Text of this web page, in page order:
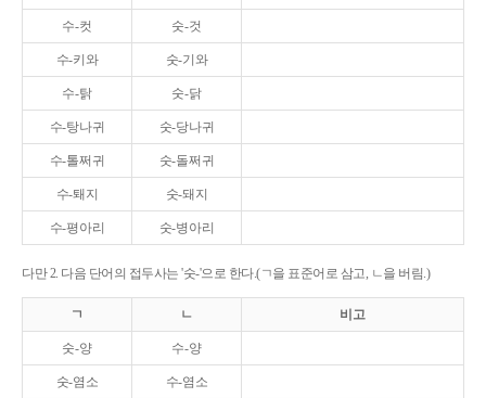
수-컷 숫-것
수-키와 숫-기와
수-탉 숫-닭
수-탕나귀 숫-당나귀
수-톨쩌귀 숫-돌쩌귀
수-퇘지 숫-돼지
수-평아리 숫-병아리
다만 2. 다음 단어의 접두사는 '숫-'으로 한다.(ㄱ을 표준어로 삼고, ㄴ을 버림.)
ㄱ ㄴ 비고
숫-양 수-양
숫-염소 수-염소